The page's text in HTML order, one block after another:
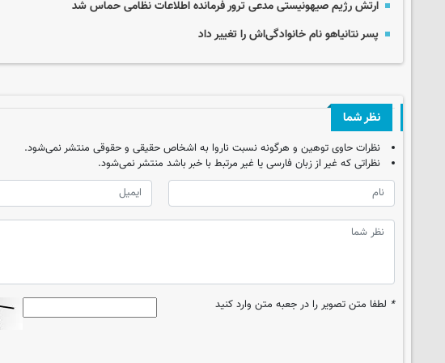
ارتش رژیم صیهونیستی مدعی ترور فرمانده اطلاعات نظامی حماس شد
پسر نتانیاهو نام خانوادگی‌اش را تغییر داد
نظر شما
نظرات حاوی توهین و هرگونه نسبت ناروا به اشخاص حقیقی و حقوقی منتشر نمی‌شود.
نظراتی که غیر از زبان فارسی یا غیر مرتبط با خبر باشد منتشر نمی‌شود.
* لطفا متن تصویر را در جعبه متن وارد کنید